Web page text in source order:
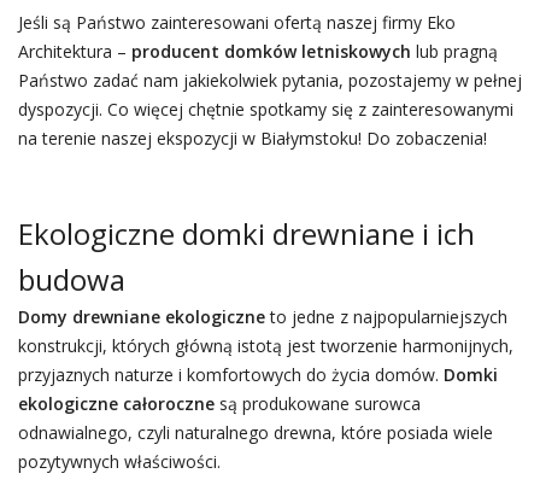
Jeśli są Państwo zainteresowani ofertą naszej firmy Eko
Architektura – producent domków letniskowych lub pragną
Państwo zadać nam jakiekolwiek pytania, pozostajemy w pełnej
dyspozycji. Co więcej chętnie spotkamy się z zainteresowanymi
na terenie naszej ekspozycji w Białymstoku! Do zobaczenia!
Ekologiczne domki drewniane i ich
budowa
Domy drewniane ekologiczneto jedne z najpopularniejszych
konstrukcji, których główną istotą jest tworzenie harmonijnych,
przyjaznych naturze i komfortowych do życia domów. Domki
ekologiczne całorocznesą produkowane surowca
odnawialnego, czyli naturalnego drewna, które posiada wiele
pozytywnych właściwości.